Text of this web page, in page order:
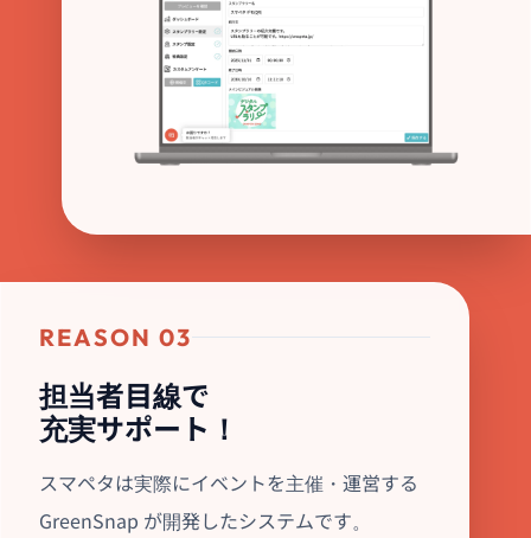
REASON 03
担当者目線で
充実サポート！
スマペタは実際にイベントを主催・運営する
GreenSnap が開発したシステムです。